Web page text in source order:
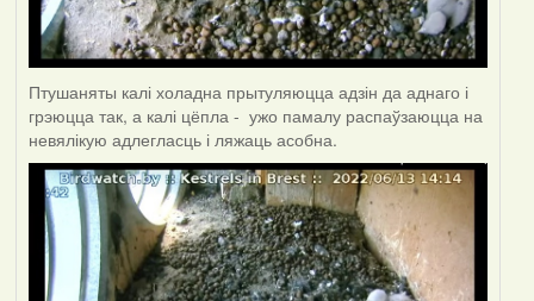
Птушаняты калі холадна прытуляюцца адзін да аднаго і
грэюцца так, а калі цёпла - ужо памалу распаўзаюцца на
невялікую адлегласць і ляжаць асобна.